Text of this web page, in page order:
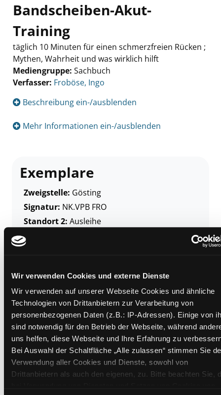
Wir verwenden Cookies und externe Dienste
Wir verwenden auf unserer Webseite Cookies und ähnliche
Technologien von Drittanbietern zur Verarbeitung von
personenbezogenen Daten (z.B.: IP-Adressen). Einige von
sind notwendig für den Betrieb der Webseite, während
uns helfen, diese Webseite und Ihre Erfahrung zu
Bei Auswahl der Schaltfläche „Alle zulassen“ stimmen Sie
Verwendung aller Cookies und Dienste, sowohl von
Drittanbietern als auch den eigenen, zu. Bitte beachten Sie,
Bandscheiben-Akut-
Training
täglich 10 Minuten für einen schmerzfreien Rücken ;
Mythen, Wahrheit und was wirklich hilft
Mediengruppe: Sachbuch
Verfasser: Suche nach diesem Verfasser
Froböse, Ingo
Beschreibung ein-/ausblenden
Mehr Informationen ein-/ausblenden
Exemplare
Zweigstelle: Gösting
Signatur: NK.VPB FRO
Standort 2: Ausleihe
Status:
Frist:
Barcode:2302SB00677
Standort 3:
Zweigstelle:Nord - Geidorf
Signatur:
NK.VPB FRO